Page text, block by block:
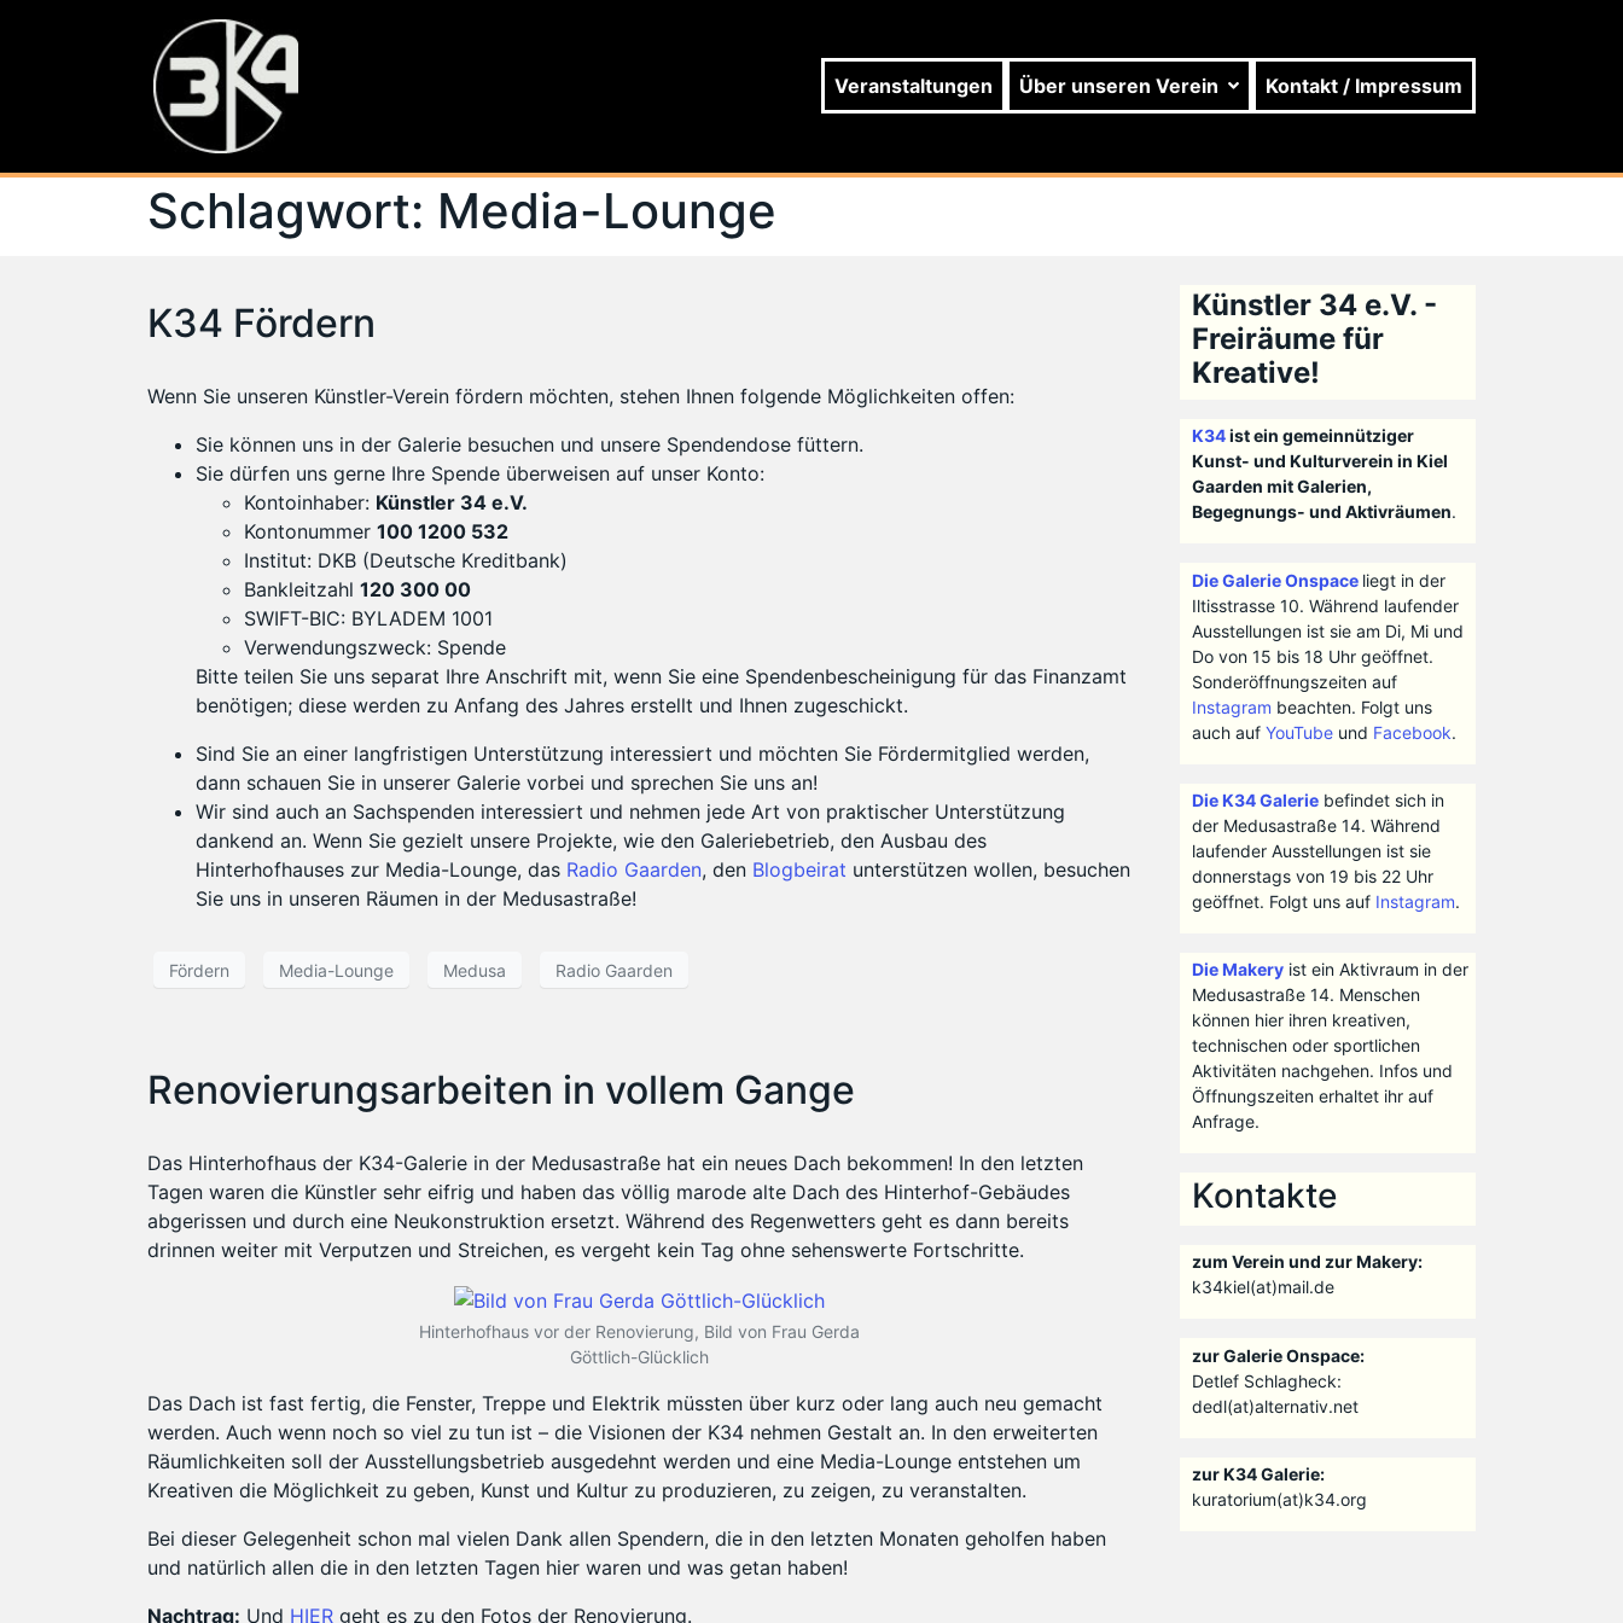
Veranstaltungen Über unseren Verein Kontakt / Impressum
Schlagwort: Media-Lounge
K34 Fördern
Wenn Sie unseren Künstler-Verein fördern möchten, stehen Ihnen folgende Möglichkeiten offen:
Sie können uns in der Galerie besuchen und unsere Spendendose füttern.
Sie dürfen uns gerne Ihre Spende überweisen auf unser Konto:
Kontoinhaber: Künstler 34 e.V.
Kontonummer 100 1200 532
Institut: DKB (Deutsche Kreditbank)
Bankleitzahl 120 300 00
SWIFT-BIC: BYLADEM 1001
Verwendungszweck: Spende
Bitte teilen Sie uns separat Ihre Anschrift mit, wenn Sie eine Spendenbescheinigung für das Finanzamt
benötigen; diese werden zu Anfang des Jahres erstellt und Ihnen zugeschickt.
Sind Sie an einer langfristigen Unterstützung interessiert und möchten Sie Fördermitglied werden,
dann schauen Sie in unserer Galerie vorbei und sprechen Sie uns an!
Wir sind auch an Sachspenden interessiert und nehmen jede Art von praktischer Unterstützung
dankend an. Wenn Sie gezielt unsere Projekte, wie den Galeriebetrieb, den Ausbau des
Hinterhofhauses zur Media-Lounge, das Radio Gaarden, den Blogbeirat unterstützen wollen, besuchen
Sie uns in unseren Räumen in der Medusastraße!
Fördern Media-Lounge Medusa Radio Gaarden
Renovierungsarbeiten in vollem Gange
Das Hinterhofhaus der K34-Galerie in der Medusastraße hat ein neues Dach bekommen! In den letzten
Tagen waren die Künstler sehr eifrig und haben das völlig marode alte Dach des Hinterhof-Gebäudes
abgerissen und durch eine Neukonstruktion ersetzt. Während des Regenwetters geht es dann bereits
drinnen weiter mit Verputzen und Streichen, es vergeht kein Tag ohne sehenswerte Fortschritte.
Hinterhofhaus vor der Renovierung, Bild von Frau Gerda
Göttlich-Glücklich
Das Dach ist fast fertig, die Fenster, Treppe und Elektrik müssten über kurz oder lang auch neu gemacht
werden. Auch wenn noch so viel zu tun ist – die Visionen der K34 nehmen Gestalt an. In den erweiterten
Räumlichkeiten soll der Ausstellungsbetrieb ausgedehnt werden und eine Media-Lounge entstehen um
Kreativen die Möglichkeit zu geben, Kunst und Kultur zu produzieren, zu zeigen, zu veranstalten.
Bei dieser Gelegenheit schon mal vielen Dank allen Spendern, die in den letzten Monaten geholfen haben
und natürlich allen die in den letzten Tagen hier waren und was getan haben!
Nachtrag: Und HIER geht es zu den Fotos der Renovierung.
Künstler 34 e.V. -
Freiräume für
Kreative!
K34ist ein gemeinnütziger
Kunst- und Kulturverein in Kiel
Gaarden mit Galerien,
Begegnungs- und Aktivräumen.
Die Galerie Onspace liegt in der
Iltisstrasse 10. Während laufender
Ausstellungen ist sie am Di, Mi und
Do von 15 bis 18 Uhr geöffnet.
Sonderöffnungszeiten auf
Instagram beachten. Folgt uns
auch auf YouTubeund Facebook.
Die K34 Galeriebefindet sich in
der Medusastraße 14. Während
laufender Ausstellungen ist sie
donnerstags von 19 bis 22 Uhr
geöffnet. Folgt uns auf Instagram.
Die Makeryist ein Aktivraum in der
Medusastraße 14. Menschen
können hier ihren kreativen,
technischen oder sportlichen
Aktivitäten nachgehen. Infos und
Öffnungszeiten erhaltet ihr auf
Anfrage.
Kontakte
zum Verein und zur Makery:
k34kiel(at)mail.de
zur Galerie Onspace:
Detlef Schlagheck:
dedl(at)alternativ.net
zur K34 Galerie:
kuratorium(at)k34.org